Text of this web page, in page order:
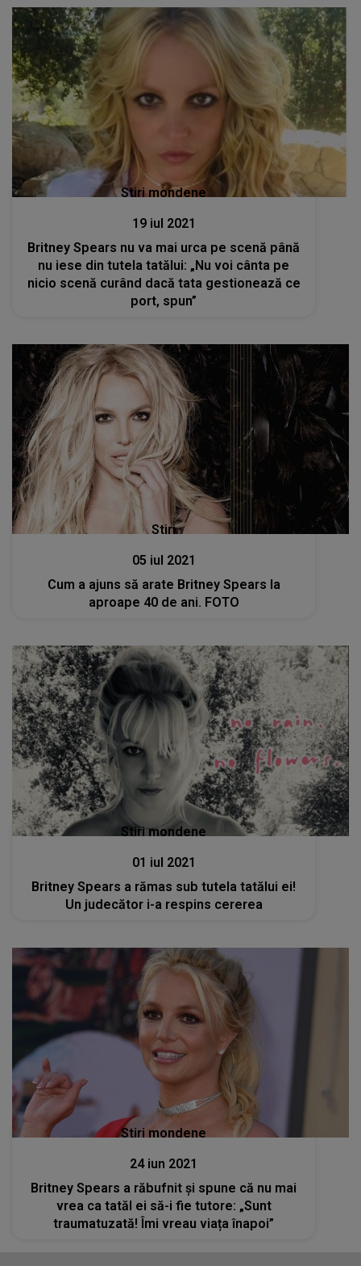
Stiri mondene
19 iul 2021
Britney Spears nu va mai urca pe scenă până
nu iese din tutela tatălui: „Nu voi cânta pe
nicio scenă curând dacă tata gestionează ce
port, spun”
Stiri
05 iul 2021
Cum a ajuns să arate Britney Spears la
aproape 40 de ani. FOTO
Stiri mondene
01 iul 2021
Britney Spears a rămas sub tutela tatălui ei!
Un judecător i-a respins cererea
Stiri mondene
24 iun 2021
Britney Spears a răbufnit și spune că nu mai
vrea ca tatăl ei să-i fie tutore: „Sunt
traumatuzată! Îmi vreau viața înapoi”